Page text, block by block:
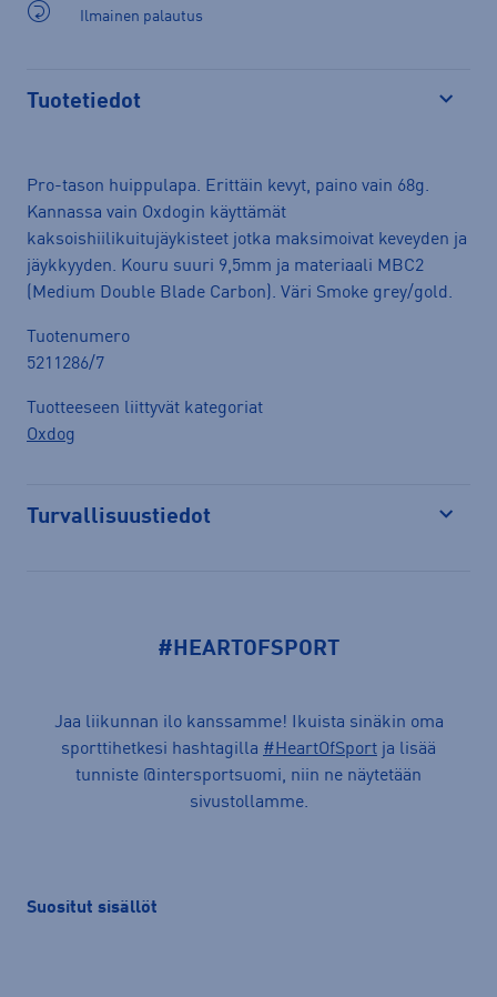
Ilmainen palautus
Tuotetiedot
Pro-tason huippulapa. Erittäin kevyt, paino vain 68g.
Kannassa vain Oxdogin käyttämät
kaksoishiilikuitujäykisteet jotka maksimoivat keveyden ja
jäykkyyden. Kouru suuri 9,5mm ja materiaali MBC2
(Medium Double Blade Carbon). Väri Smoke grey/gold.
Tuotenumero
5211286/7
Tuotteeseen liittyvät kategoriat
Oxdog
Turvallisuustiedot
#HEARTOFSPORT
Jaa liikunnan ilo kanssamme! Ikuista sinäkin oma
sporttihetkesi hashtagilla #HeartOfSport ja lisää
tunniste @intersportsuomi, niin ne näytetään
sivustollamme.
Suositut sisällöt